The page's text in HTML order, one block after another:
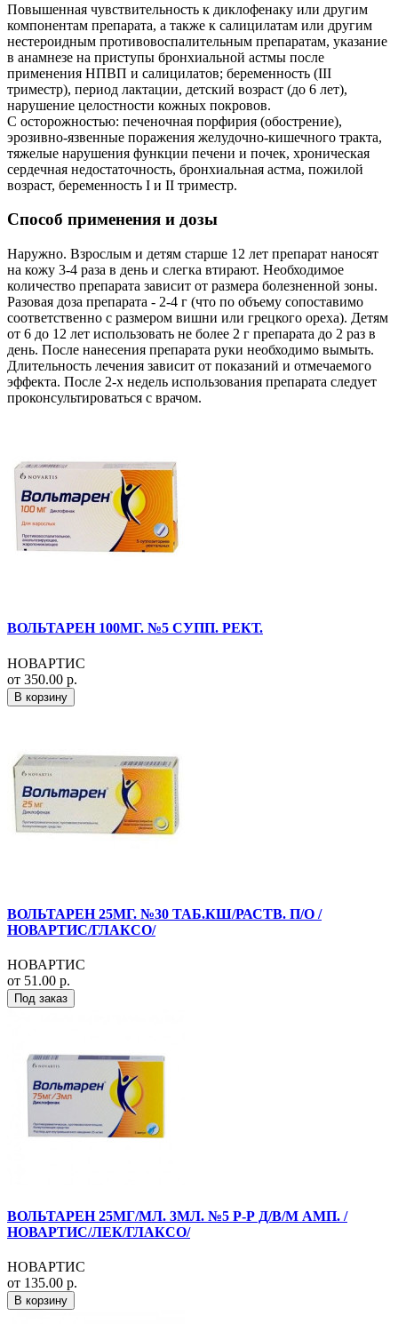
Повышенная чувствительность к диклофенаку или другим
компонентам препарата, а также к салицилатам или другим
нестероидным противовоспалительным препаратам, указание
в анамнезе на приступы бронхиальной астмы после
применения НПВП и салицилатов; беременность (III
триместр), период лактации, детский возраст (до 6 лет),
нарушение целостности кожных покровов.
С осторожностью: печеночная порфирия (обострение),
эрозивно-язвенные поражения желудочно-кишечного тракта,
тяжелые нарушения функции печени и почек, хроническая
сердечная недостаточность, бронхиальная астма, пожилой
возраст, беременность I и II триместр.
Способ применения и дозы
Наружно. Взрослым и детям старше 12 лет препарат наносят
на кожу 3-4 раза в день и слегка втирают. Необходимое
количество препарата зависит от размера болезненной зоны.
Разовая доза препарата - 2-4 г (что по объему сопоставимо
соответственно с размером вишни или грецкого ореха). Детям
от 6 до 12 лет использовать не более 2 г препарата до 2 раз в
день. После нанесения препарата руки необходимо вымыть.
Длительность лечения зависит от показаний и отмечаемого
эффекта. После 2-х недель использования препарата следует
проконсультироваться с врачом.
ВОЛЬТАРЕН 100МГ. №5 СУПП. РЕКТ.
НОВАРТИС
от 350.00 р.
В корзину
ВОЛЬТАРЕН 25МГ. №30 ТАБ.КШ/РАСТВ. П/О /
НОВАРТИС/ГЛАКСО/
НОВАРТИС
от 51.00 р.
Под заказ
ВОЛЬТАРЕН 25МГ/МЛ. 3МЛ. №5 Р-Р Д/В/М АМП. /
НОВАРТИС/ЛЕК/ГЛАКСО/
НОВАРТИС
от 135.00 р.
В корзину